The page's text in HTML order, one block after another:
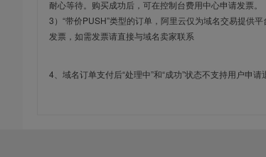
耐心等待。购买成功后，可在控制台费用中心申请发票。
3）“带价PUSH”类型的订单，阿里云仅为域名交易提供
发票，如需发票请直接与域名卖家联系
4、域名订单支付后“处理中”和“成功”状态不支持用户申